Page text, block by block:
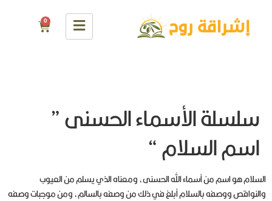
0
سلسلة الأسماء الحسنى ”
اسم السلام “
السلام هو اسم من أسماء الله الحسنى، ومعناه الذي يسلم من العيوب
والنواقص ووصفه بالسلام أبلغ في ذلك من وصفه بالسالم، ومن موجبات وصفه